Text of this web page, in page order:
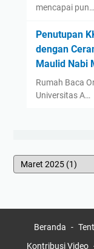
mencapai pun…
Penutupan
dengan
Maulid Nabi
Rumah Baca
Universitas A…
Beranda
Kontribusi Video